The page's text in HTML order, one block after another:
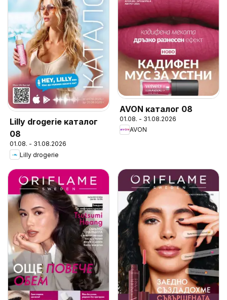
Lilly drogerie каталог
08
01.08. - 31.08.2026
Lilly drogerie
AVON каталог 08
01.08. - 31.08.2026
AVON